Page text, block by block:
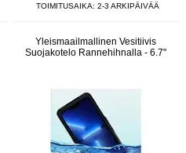
TOIMITUSAIKA: 2-3 ARKIPÄIVÄÄ
Yleismaailmallinen Vesitiivis
Suojakotelo Rannehihnalla - 6.7"